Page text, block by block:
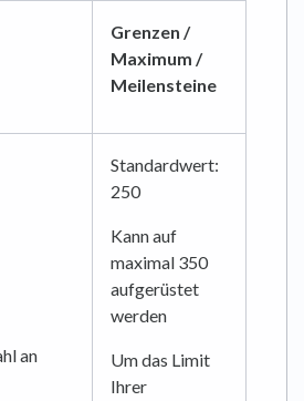
Grenzen /
Maximum /
Meilensteine
an
Standardwert:
250
Kann auf
maximal 350
aufgerüstet
werden
Um das Limit
Ihrer